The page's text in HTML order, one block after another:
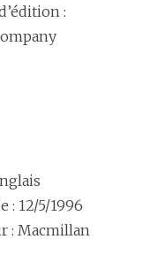
:
: 12/5/1996
: Macmillan